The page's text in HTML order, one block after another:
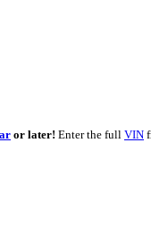
or later! Enter the full VIN